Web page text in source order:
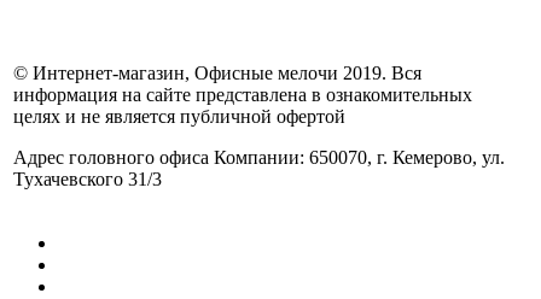
© Интернет-магазин, Офисные мелочи 2019. Вся
информация на сайте представлена в ознакомительных
целях и не является публичной офертой
Адрес головного офиса Компании: 650070, г. Кемерово, ул.
Тухачевского 31/3